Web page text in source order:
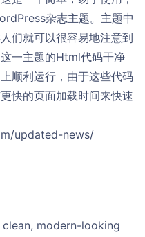
杂志主题。主题中
们就可以很容易地注意到
一主题的Html代码干净
顺利运行，由于这些代码
快的页面加载时间来快速
updated-news/
modern-looking